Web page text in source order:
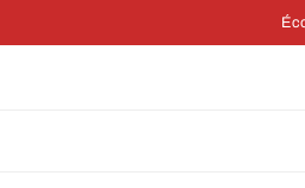
% sur chaque commande grâce à un